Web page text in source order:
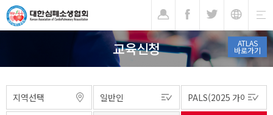
ATLAS
바로가기
교육신청